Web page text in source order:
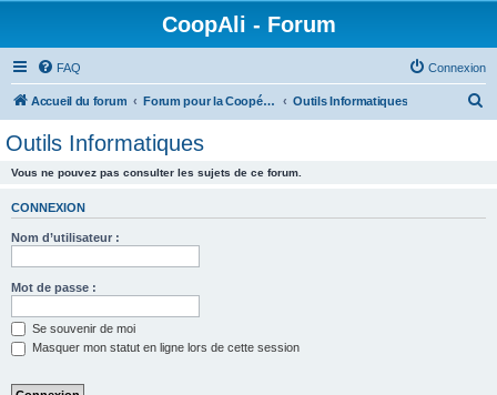
CoopAli - Forum
FAQ Connexion
Accueil du forum Forum pour la Coopérative alimentaire Outils Informatiques
Outils Informatiques
Vous ne pouvez pas consulter les sujets de ce forum.
CONNEXION
Nom d’utilisateur :
Mot de passe :
Se souvenir de moi
Masquer mon statut en ligne lors de cette session